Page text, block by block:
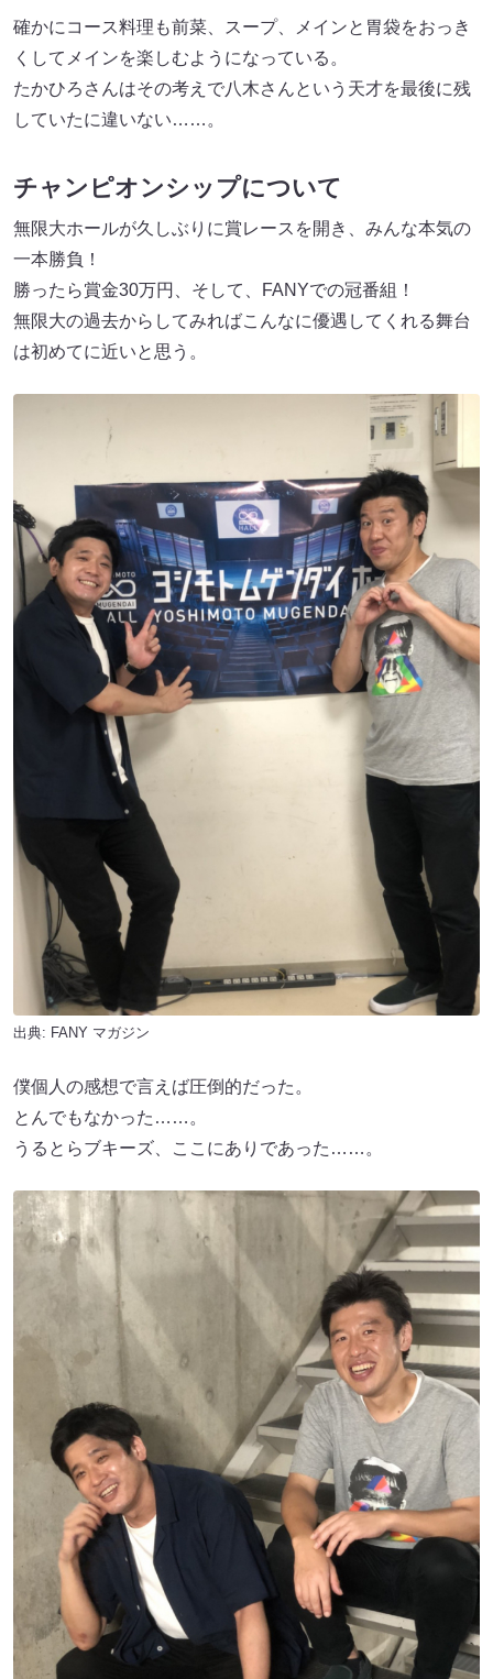
確かにコース料理も前菜、スープ、メインと胃袋をおっき
くしてメインを楽しむようになっている。
たかひろさんはその考えで八木さんという天才を最後に残
していたに違いない……。
チャンピオンシップについて
無限大ホールが久しぶりに賞レースを開き、みんな本気の
一本勝負！
勝ったら賞金30万円、そして、FANYでの冠番組！
無限大の過去からしてみればこんなに優遇してくれる舞台
は初めてに近いと思う。
出典: FANY マガジン
僕個人の感想で言えば圧倒的だった。
とんでもなかった……。
うるとらブキーズ、ここにありであった……。